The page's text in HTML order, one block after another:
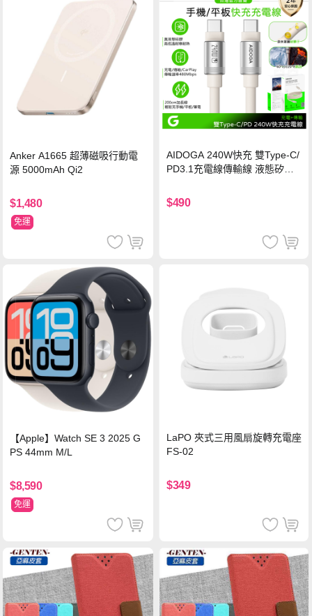
Anker A1665 超薄磁吸行動電
源 5000mAh Qi2
$1,480
免運
AIDOGA 240W快充 雙Type-C/
PD3.1充電線傳輸線 液態矽膠
機/平板/筆電
$490
【Apple】Watch SE 3 2025 G
PS 44mm M/L
$8,590
免運
LaPO 夾式三用風扇旋轉充電座
FS-02
$349